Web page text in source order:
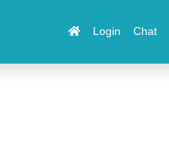
Login Chat